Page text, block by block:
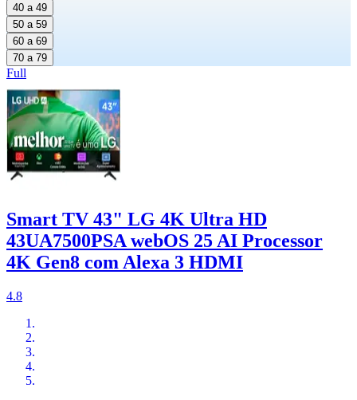
40 a 49
50 a 59
60 a 69
70 a 79
Full
Smart TV 43" LG 4K Ultra HD
43UA7500PSA webOS 25 AI Processor
4K Gen8 com Alexa 3 HDMI
4.8